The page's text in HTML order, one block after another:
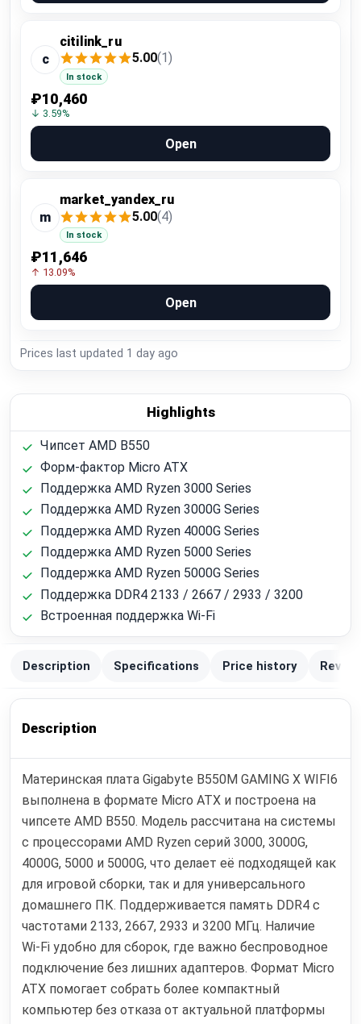
c
citilink_ru
5.00(1)
In stock
₽10,460
↓ 3.59%
Open
m
market_yandex_ru
5.00(4)
In stock
₽11,646
↑ 13.09%
Open
Prices last updated 1 day ago
Highlights
Чипсет AMD B550
Форм-фактор Micro ATX
Поддержка AMD Ryzen 3000 Series
Поддержка AMD Ryzen 3000G Series
Поддержка AMD Ryzen 4000G Series
Поддержка AMD Ryzen 5000 Series
Поддержка AMD Ryzen 5000G Series
Поддержка DDR4 2133 / 2667 / 2933 / 3200
Встроенная поддержка Wi‑Fi
Description Specifications Price history
Description
Материнская плата Gigabyte B550M GAMING X WIFI6
выполнена в формате Micro ATX и построена на
чипсете AMD B550. Модель рассчитана на системы
с процессорами AMD Ryzen серий 3000, 3000G,
4000G, 5000 и 5000G, что делает её подходящей как
для игровой сборки, так и для универсального
домашнего ПК. Поддерживается память DDR4 с
частотами 2133, 2667, 2933 и 3200 МГц. Наличие
Wi‑Fi удобно для сборок, где важно беспроводное
подключение без лишних адаптеров. Формат Micro
ATX помогает собрать более компактный
компьютер без отказа от актуальной платформы